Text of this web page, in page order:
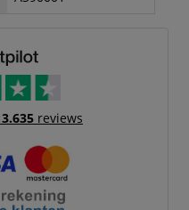
reviews